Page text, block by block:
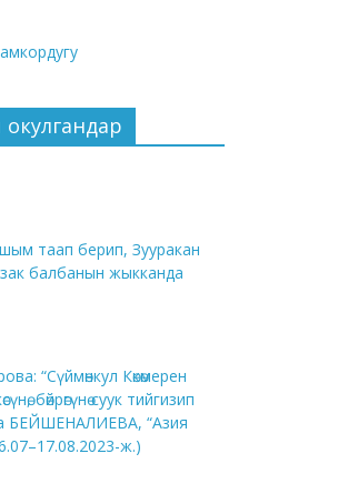
окулгандар
шым таап берип, Зууракан
балбанын жыкканда
“Сүймөнкул Көкөмерен
бөйрөгүнө суук тийгизип
БЕЙШЕНАЛИЕВА, “Азия
ж.)